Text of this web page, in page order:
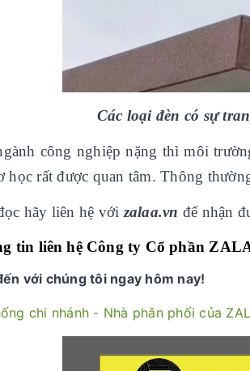
Các loại đèn có sự
công nghiệp nặng thì môi
học rất được quan tâm. Thông
hãy liên hệ với zalaa.vn để nhận
tin liên hệ Công ty Cổ phần
với chúng tôi ngay hôm nay!
chi nhánh - Nhà phân phối của